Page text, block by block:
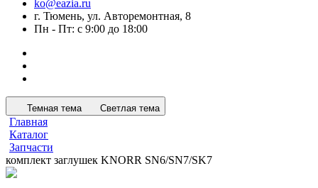
ko@eazia.ru
г. Тюмень, ул. Авторемонтная, 8
Пн - Пт: с 9:00 до 18:00
Темная тема Светлая тема
Главная
Каталог
Запчасти
комплект заглушек KNORR SN6/SN7/SK7